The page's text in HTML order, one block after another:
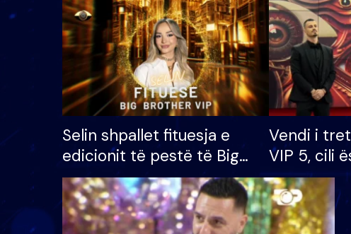
Selin shpallet fituesja e
edicionit të pestë të Big
Brother VIP, rrëmben
çmimin e madh prej 100
mijë eurosh
Vendi i
VIP 5, cili
radhës që